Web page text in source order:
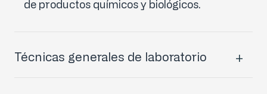
de productos químicos y biológicos.
Técnicas generales de laboratorio